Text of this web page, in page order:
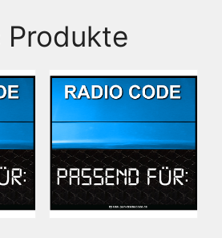
Produkte